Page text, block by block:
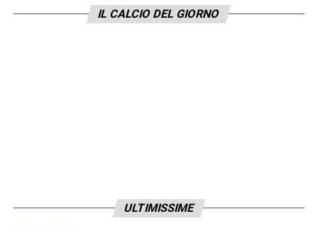
IL CALCIO DEL GIORNO
ULTIMISSIME